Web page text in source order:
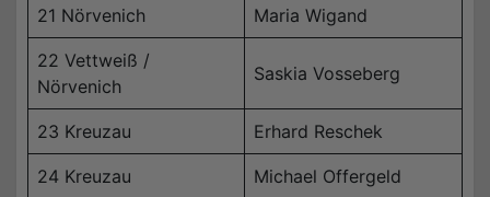
21 Nörvenich Maria Wigand
22 Vettweiß /
Nörvenich
Saskia Vosseberg
23 Kreuzau Erhard Reschek
24 Kreuzau Michael Offergeld